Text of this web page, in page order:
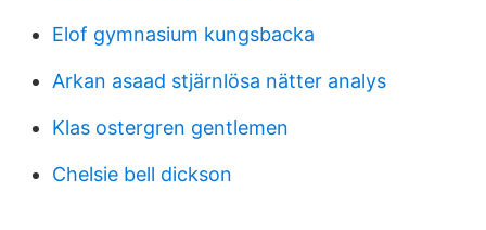
Elof gymnasium kungsbacka
Arkan asaad stjärnlösa nätter analys
Klas ostergren gentlemen
Chelsie bell dickson